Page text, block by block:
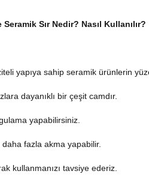
Sır Nedir? Nasıl Kullanılır?
yapıya sahip seramik ürünlerin
dayanıklı bir çeşit camdır.
yapabilirsiniz.
daha fazla akma yapabilir.
kullanmanızı tavsiye ederiz.